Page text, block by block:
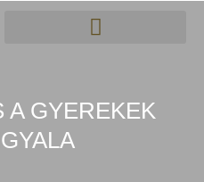
A GYEREKEK